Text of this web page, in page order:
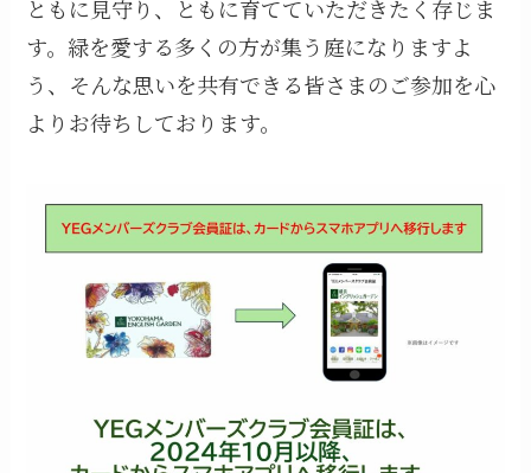
ともに見守り、ともに育てていただきたく存じま
す。緑を愛する多くの方が集う庭になりますよ
う、そんな思いを共有できる皆さまのご参加を心
よりお待ちしております。